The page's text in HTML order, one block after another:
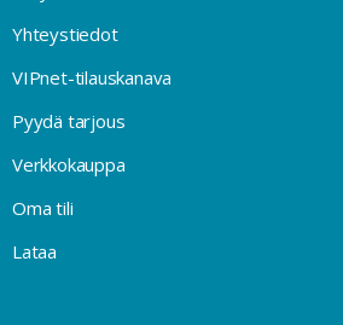
Yhteystiedot
VIPnet-tilauskanava
Pyydä tarjous
Verkkokauppa
Oma tili
Lataa